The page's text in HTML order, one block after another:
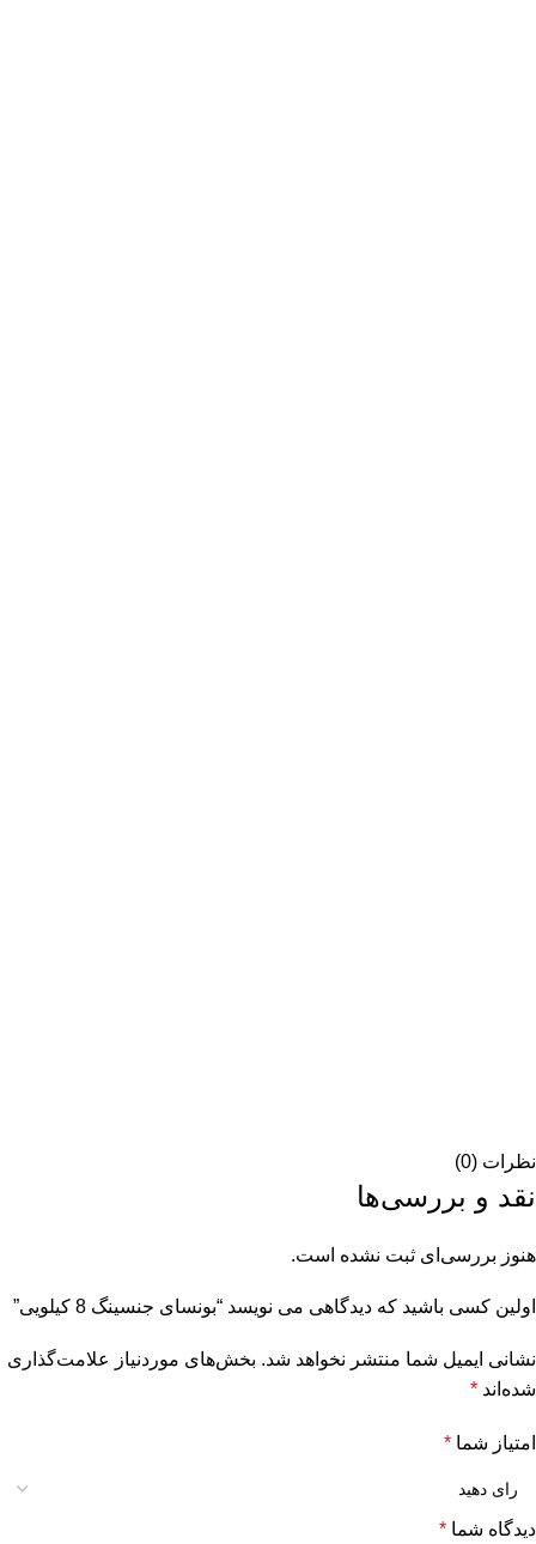
نظرات (0)
نقد و بررسی‌ها
هنوز بررسی‌ای ثبت نشده است.
اولین کسی باشید که دیدگاهی می نویسد “بونسای جنسینگ 8 کیلویی”
نشانی ایمیل شما منتشر نخواهد شد. بخش‌های موردنیاز علامت‌گذاری
شده‌اند *
امتیاز شما *
دیدگاه شما *